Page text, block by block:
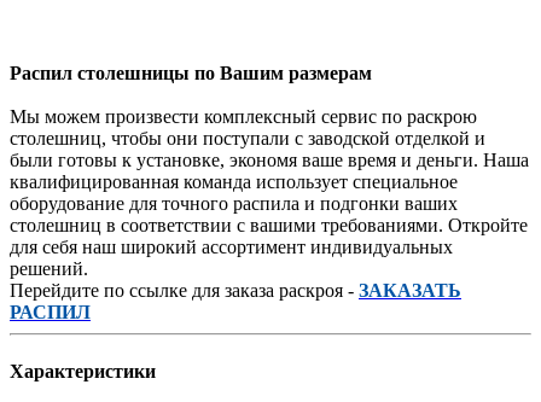
Распил столешницы по Вашим размерам
Мы можем произвести комплексный сервис по раскрою
столешниц, чтобы они поступали с заводской отделкой и
были готовы к установке, экономя ваше время и деньги. Наша
квалифицированная команда использует специальное
оборудование для точного распила и подгонки ваших
столешниц в соответствии с вашими требованиями. Откройте
для себя наш широкий ассортимент индивидуальных
решений.
Перейдите по ссылке для заказа раскроя - ЗАКАЗАТЬ
РАСПИЛ
Характеристики